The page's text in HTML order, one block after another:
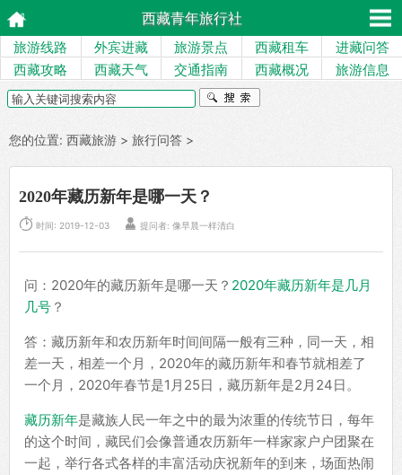
西藏青年旅行社
旅游线路 外宾进藏 旅游景点 西藏租车
进藏问答
西藏攻略
西藏天气 交通指南 西藏概况 旅游信息
您的位置: 西藏旅游 > 旅行问答 >
2020年藏历新年是哪一天？
 时间: 2019-12-03  提问者: 像早晨一样清白
问：2020年的藏历新年是哪一天？ 2020年藏历新年是几月
几号 ？
答：藏历新年和农历新年时间间隔一般有三种，同一天，相
差一天，相差一个月，2020年的藏历新年和春节就相差了
一个月，2020年春节是1月25日，藏历新年是2月24日。
藏历新年是藏族人民一年之中的最为浓重的传统节日，每年
的这个时间，藏民们会像普通农历新年一样家家户户团聚在
一起，举行各式各样的丰富活动庆祝新年的到来，场面热闹